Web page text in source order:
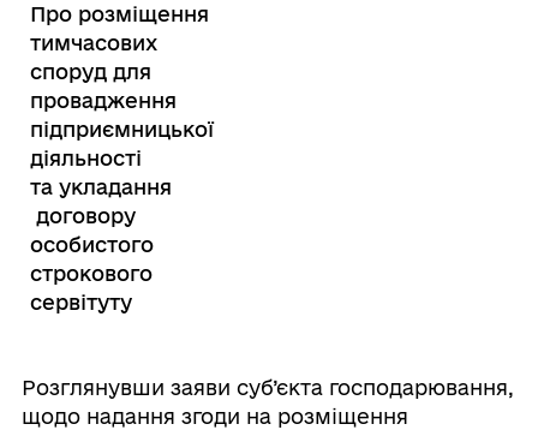
Про розміщення
тимчасових
споруд для
провадження
підприємницької
діяльності
та укладання
договору
особистого
строкового
сервітуту
Розглянувши заяви суб’єкта господарювання,
щодо надання згоди на розміщення